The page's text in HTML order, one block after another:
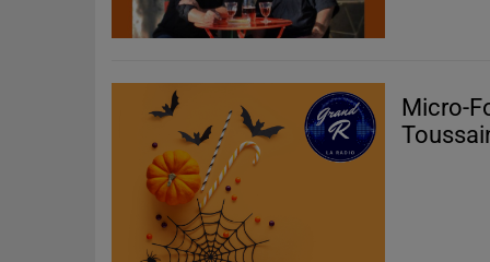
Micro-